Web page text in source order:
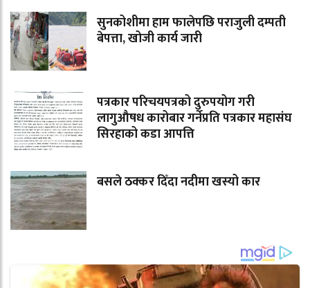
सुनकोशीमा हाम फालेपछि पराजुली दम्पती
बेपत्ता, खोजी कार्य जारी
पत्रकार परिचयपत्रको दुरुपयोग गरी
लागुऔषध कारोबार गर्नेप्रति पत्रकार महासंघ
सिरहाको कडा आपत्ति
बसले ठक्कर दिँदा नदीमा खस्यो कार